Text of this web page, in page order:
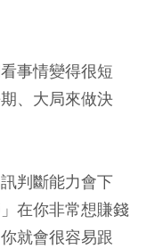
事情變得很短
、大局來做決
判斷能力會下
在你非常想賺錢
就會很容易跟